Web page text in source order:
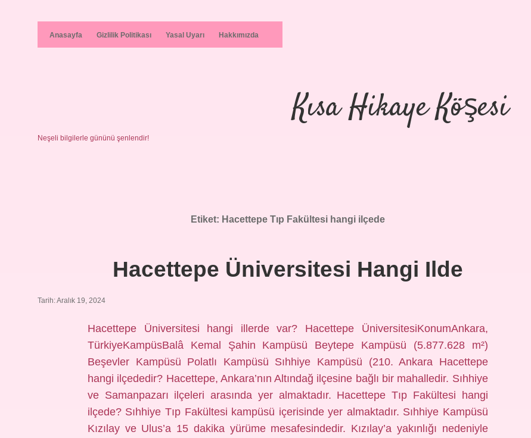
Anasayfa Gizlilik Politikası Yasal Uyarı Hakkımızda
Kısa Hikaye Köşesi
Neşeli bilgilerle gününü şenlendir!
Etiket: Hacettepe Tıp Fakültesi hangi ilçede
Hacettepe Üniversitesi Hangi Ilde
Tarih: Aralık 19, 2024
Hacettepe Üniversitesi hangi illerde var? Hacettepe ÜniversitesiKonumAnkara,
TürkiyeKampüsBalâ Kemal Şahin Kampüsü Beytepe Kampüsü (5.877.628 m²)
Beşevler Kampüsü Polatlı Kampüsü Sıhhiye Kampüsü (210. Ankara Hacettepe
hangi ilçededir? Hacettepe, Ankara’nın Altındağ ilçesine bağlı bir mahalledir. Sıhhiye
ve Samanpazarı ilçeleri arasında yer almaktadır. Hacettepe Tıp Fakültesi hangi
ilçede? Sıhhiye Tıp Fakültesi kampüsü içerisinde yer almaktadır. Sıhhiye Kampüsü
Kızılay ve Ulus’a 15 dakika yürüme mesafesindedir. Kızılay’a yakınlığı nedeniyle